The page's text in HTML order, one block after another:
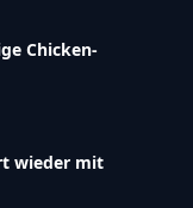
Chicken-
wieder mit